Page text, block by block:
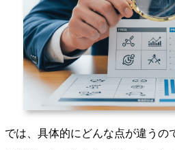
では、具体的にどんな点が違うの